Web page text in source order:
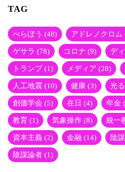
tte
r
TAG
べらぼう (48) アドレノクロム
ゲサラ (78) コロナ (9) デ
トランプ(1) メディア (28)
人工地震 (10) 健康 (3) 光
創価学会 (5) 在日 (4) 年金
教育 (1) 気象操作 (8) 統一
資本主義 (2) 金融 (14) 陰
陰謀論者 (1)